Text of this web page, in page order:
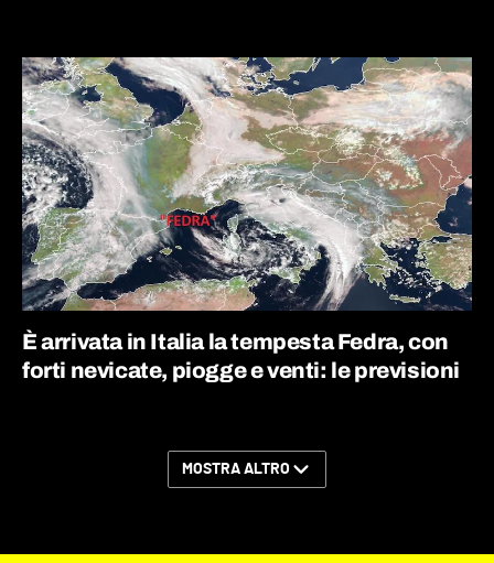
È arrivata in Italia la tempesta Fedra, con
forti nevicate, piogge e venti: le previsioni
MOSTRA ALTRO